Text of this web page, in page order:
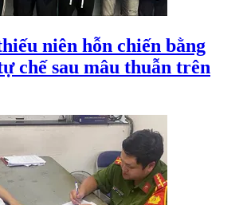
niên hỗn chiến bằng
chế sau mâu thuẫn trên